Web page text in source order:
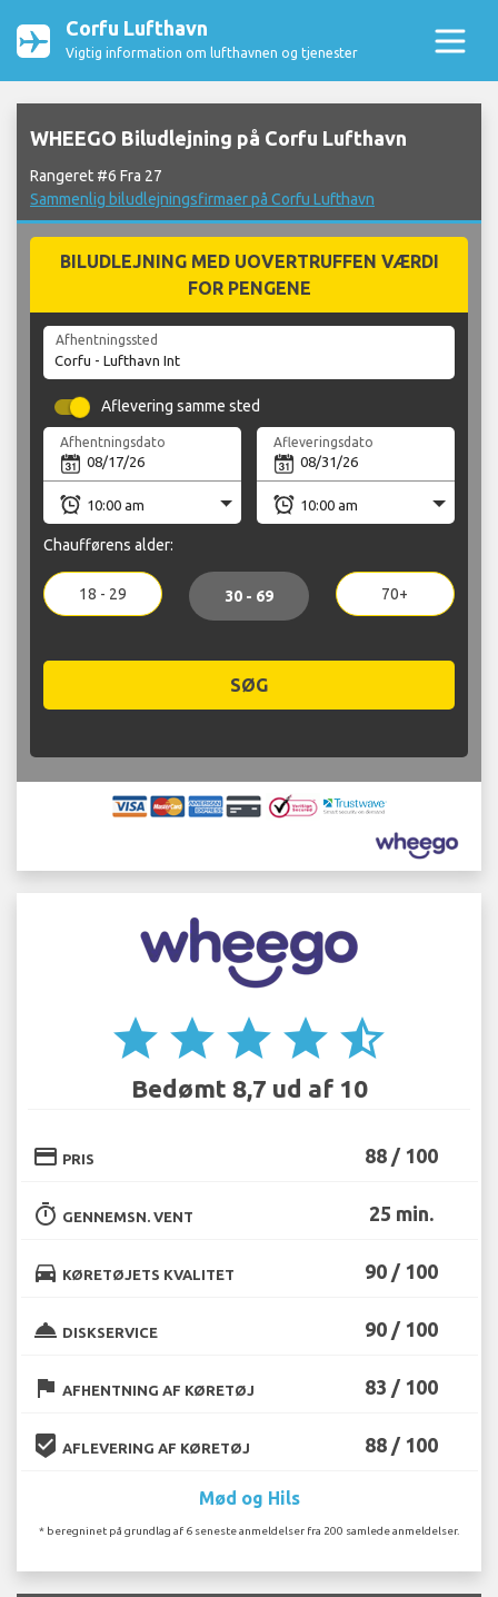
Corfu Lufthavn
Vigtig information om lufthavnen og tjenester
WHEEGO Biludlejning på Corfu Lufthavn
Rangeret #6 Fra 27
Sammenlig biludlejningsfirmaer på Corfu Lufthavn
BILUDLEJNING MED UOVERTRUFFEN VÆRDI
FOR PENGENE
Afhentningssted
Aflevering samme sted
Afhentningsdato Afleveringsdato
Chaufførens alder:
18 - 29 30 - 69 70+
SØG
star star star star star_half
Bedømt 8,7 ud af 10
credit_card PRIS 88 / 100
timer GENNEMSN. VENT 25 min.
directions_car KØRETØJETS KVALITET 90 / 100
room_service DISKSERVICE 90 / 100
flag AFHENTNING AF KØRETØJ 83 / 100
beenhere AFLEVERING AF KØRETØJ 88 / 100
Mød og Hils
* beregninet på grundlag af 6 seneste anmeldelser fra 200 samlede anmeldelser.